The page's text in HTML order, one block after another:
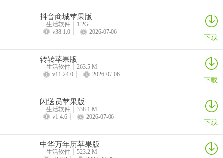
抖音商城苹果版
生活软件
1.2G
v38.1.0
2026-07-06 下载
转转苹果版
生活软件
263.5 M
v11.24.0
2026-07-06 下载
闪送员苹果版
生活软件
338.1 M
v1.4.6
2026-07-06 下载
中华万年历苹果版
生活软件
523.2 M